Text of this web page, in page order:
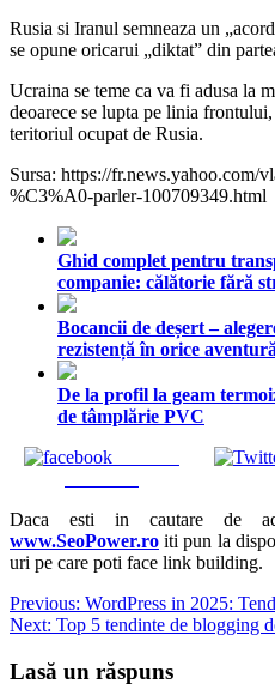
Rusia si Iranul semneaza un
se opune oricarui „diktat” din
Ucraina se teme ca va fi adusa la
deoarece se lupta pe linia
teritoriul ocupat de Rusia.
Sursa: https://
%C3%A0-parler-100709349.html
Ghid complet pentru
companie: călătorie fără
Bocancii de deșert –
rezistență în orice aventură
De la profil la geam
de tâmplărie PVC
Daca esti in cautare de
www.SeoPower.ro iti pun la
uri pe care poti face link building.
Navigare
în
articole
Previous: WordPress in 2025:
Next: Top 5 tendinte de blogging
Lasă un răspuns